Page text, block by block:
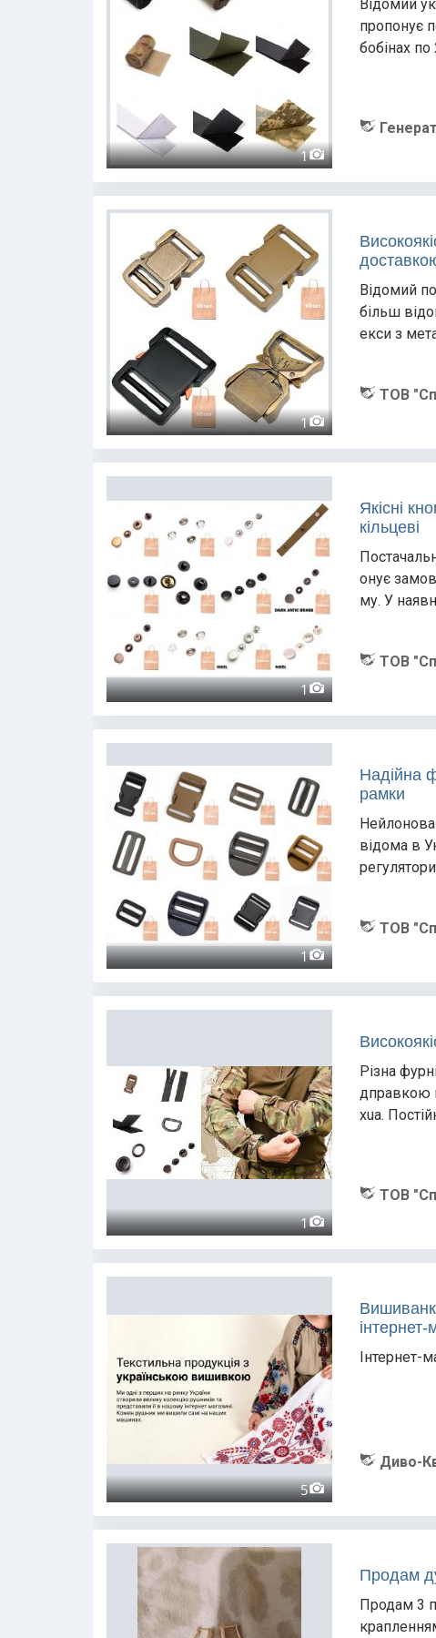
1
Відомий
пропонує
бобінах по
1
Відомий
більш
екси з
ТОВ
1
Якісні
кільцеві
онує
му. У
ТОВ
1
Надійна
рамки
Нейлонова
відома в
ТОВ
1
Різна
дправкою
xua.
ТОВ
5
інтернет-
Інтернет-
Диво-
Продам
Продам 3